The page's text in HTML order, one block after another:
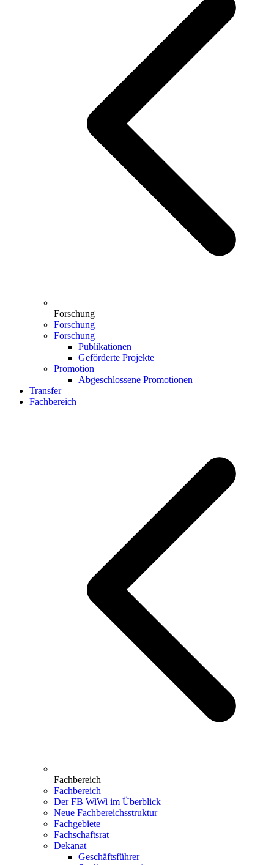
Forschung
Forschung
Forschung
Publikationen
Geförderte Projekte
Promotion
Abgeschlossene Promotionen
Transfer
Fachbereich
Fachbereich
Fachbereich
Der FB WiWi im Überblick
Neue Fachbereichsstruktur
Fachgebiete
Fachschaftsrat
Dekanat
Geschäftsführer